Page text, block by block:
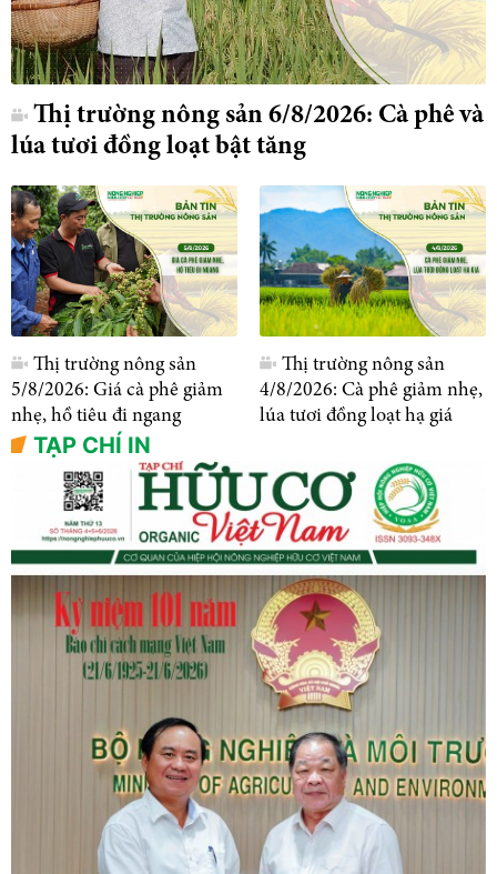
Thị trường nông sản 6/8/2026: Cà phê và
lúa tươi đồng loạt bật tăng
Thị trường nông sản
5/8/2026: Giá cà phê giảm
nhẹ, hồ tiêu đi ngang
Thị trường nông sản
4/8/2026: Cà phê giảm nhẹ,
lúa tươi đồng loạt hạ giá
TẠP CHÍ IN